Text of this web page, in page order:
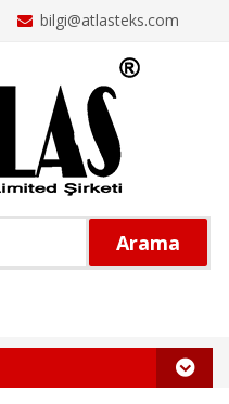
bilgi@atlasteks.com
Arama